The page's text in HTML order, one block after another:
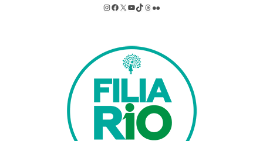
Instagram
Facebook
X Youtube
TikTok
Threads
Flickr